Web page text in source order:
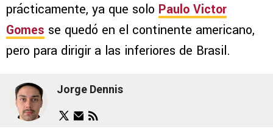
prácticamente, ya que solo Paulo Victor
Gomes se quedó en el continente americano,
pero para dirigir a las inferiores de Brasil.
Jorge Dennis